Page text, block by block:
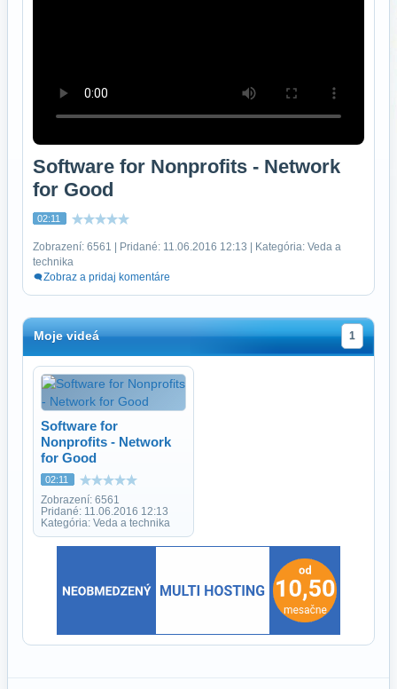
Software for Nonprofits - Network
for Good
02:11
Zobrazení: 6561 | Pridané: 11.06.2016 12:13 | Kategória: Veda a
technika
Zobraz a pridaj komentáre
Moje videá 1
Software for
Nonprofits - Network
for Good
02:11
Zobrazení: 6561
Pridané: 11.06.2016 12:13
Kategória: Veda a technika